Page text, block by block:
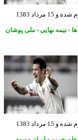
واسطه ناکامی مقابل میزبان از رسیدن به فینال محروم شده و 15 مرداد 1383
نیمه نهایی-ملی پوشان
واسطه ناکامی مقابل میزبان از رسیدن به فینال محروم شده و 15 مرداد 1383